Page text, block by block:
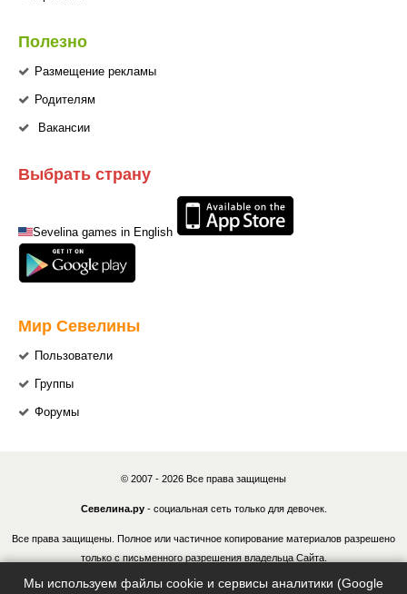
Полезно
Размещение рекламы
Родителям
Вакансии
Выбрать страну
Sevelina games in English
Мир Севелины
Пользователи
Группы
Форумы
© 2007 - 2026 Все права защищены
Севелина.ру- социальная сеть только для девочек.
Все права защищены. Полное или частичное копирование материалов разрешено
только с письменного разрешения владельца Сайта.
В случае обнаружения нарушений, виновные лица могут быть привлечены к
Мы используем файлы cookie и сервисы аналитики (Google